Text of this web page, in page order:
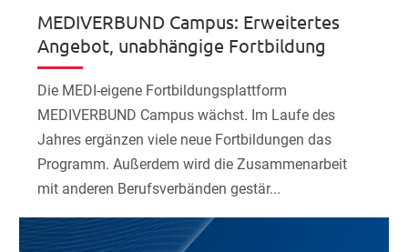
MEDIVERBUND Campus: Erweitertes
Angebot, unabhängige Fortbildung
Die MEDI-eigene Fortbildungsplattform
MEDIVERBUND Campus wächst. Im Laufe des
Jahres ergänzen viele neue Fortbildungen das
Programm. Außerdem wird die Zusammenarbeit
mit anderen Berufsverbänden gestär...